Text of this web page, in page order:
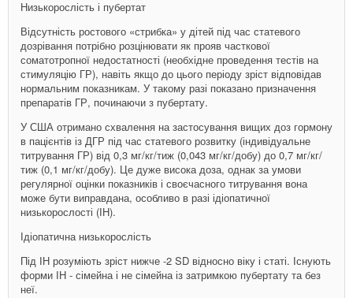
Низькорослість і пубертат
Відсутність ростового «стрибка» у дітей під час статевого
дозрівання потрібно розцінювати як прояв часткової
соматотропної недостатності (необхідне проведення тестів на
стимуляцію ГР), навіть якщо до цього періоду зріст відповідав
нормальним показникам. У такому разі показано призначення
препаратів ГР, починаючи з пубертату.
У США отримано схвалення на застосування вищих доз гормону
в пацієнтів із ДГР під час статевого розвитку (­індивідуальне
титрування ГР) від 0,3 мг/кг/тиж (0,043 мг/кг/добу) до 0,7 мг/кг/
тиж (0,1 мг/кг/добу). Це дуже висока доза, однак за умови
регулярної оцінки показників і своєчасного титрування вона
може бути виправдана, особливо в разі ідіо­патичної
низькорослості (ІН).
Ідіопатична низькорослість
Під ІН розуміють зріст нижче -2 SD відносно віку і статі. Існують
форми ІН - ­сімейна і не сімейна із затримкою пубертату та без
неї.